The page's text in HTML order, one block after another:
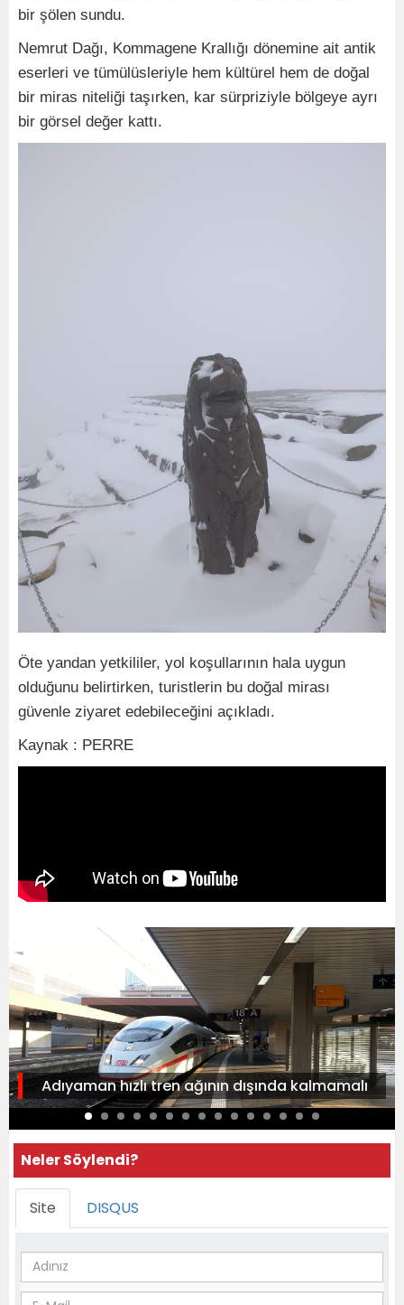
bir şölen sundu.
Nemrut Dağı, Kommagene Krallığı dönemine ait antik
eserleri ve tümülüsleriyle hem kültürel hem de doğal
bir miras niteliği taşırken, kar sürpriziyle bölgeye ayrı
bir görsel değer kattı.
Öte yandan yetkililer, yol koşullarının hala uygun
olduğunu belirtirken, turistlerin bu doğal mirası
güvenle ziyaret edebileceğini açıkladı.
Kaynak : PERRE
Adıyaman hızlı tren ağının dışında kalmamalı
Neler Söylendi?
Site DISQUS